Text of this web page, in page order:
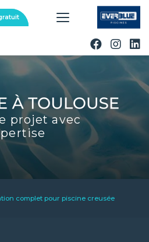
projet avec
complet pour piscine creusée